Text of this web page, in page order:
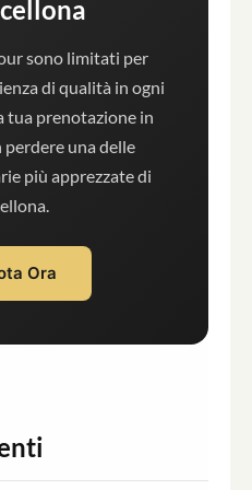
sono limitati per
di qualità in ogni
tua prenotazione in
una delle
più apprezzate di
Ora